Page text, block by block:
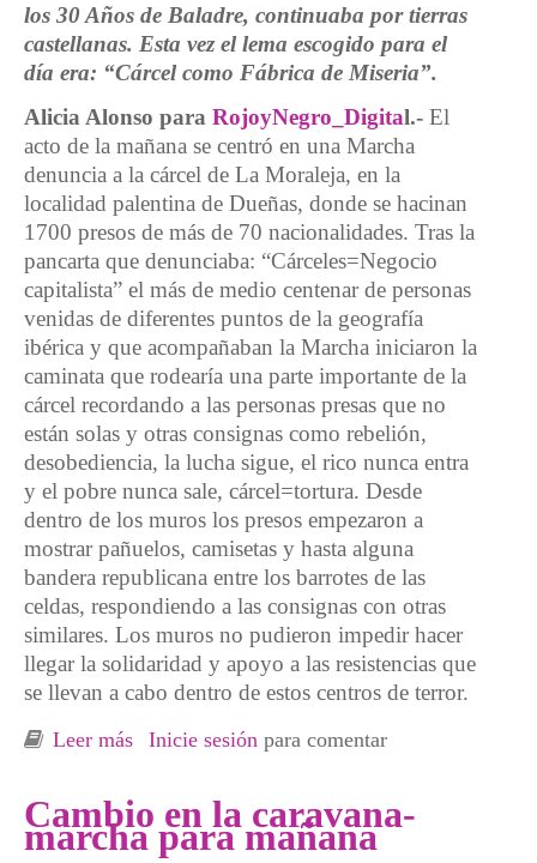
los 30 Años de Baladre, continuaba por tierras
castellanas. Esta vez el lema escogido para el
día era: “Cárcel como Fábrica de Miseria”.
Alicia Alonso para RojoyNegro_Digital.- El
acto de la mañana se centró en una Marcha
denuncia a la cárcel de La Moraleja, en la
localidad palentina de Dueñas, donde se hacinan
1700 presos de más de 70 nacionalidades. Tras la
pancarta que denunciaba: “Cárceles=Negocio
capitalista” el más de medio centenar de personas
venidas de diferentes puntos de la geografía
ibérica y que acompañaban la Marcha iniciaron la
caminata que rodearía una parte importante de la
cárcel recordando a las personas presas que no
están solas y otras consignas como rebelión,
desobediencia, la lucha sigue, el rico nunca entra
y el pobre nunca sale, cárcel=tortura. Desde
dentro de los muros los presos empezaron a
mostrar pañuelos, camisetas y hasta alguna
bandera republicana entre los barrotes de las
celdas, respondiendo a las consignas con otras
similares. Los muros no pudieron impedir hacer
llegar la solidaridad y apoyo a las resistencias que
se llevan a cabo dentro de estos centros de terror.
Leer más sobre Caravana-Marcha de los 30 Años de
Inicie sesión para comentar
Cambio en la caravana-
marcha para mañana